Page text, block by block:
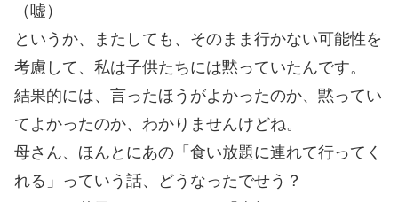
（嘘）
というか、またしても、そのまま行かない可能性を
考慮して、私は子供たちには黙っていたんです。
結果的には、言ったほうがよかったのか、黙ってい
てよかったのか、わかりませんけどね。
母さん、ほんとにあの「食い放題に連れて行ってく
れる」っていう話、どうなったでせう？